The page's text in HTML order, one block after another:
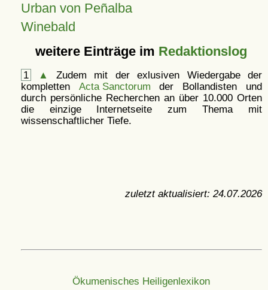
Urban von Peñalba
Winebald
weitere Einträge im Redaktionslog
1 ▲
Zudem mit der exlusiven Wiedergabe der
kompletten Acta Sanctorum der Bollandisten und
durch persönliche Recherchen an über 10.000 Orten
die einzige Internetseite zum Thema mit
wissenschaftlicher Tiefe.
zuletzt aktualisiert: 24.07.2026
Ökumenisches Heiligenlexikon